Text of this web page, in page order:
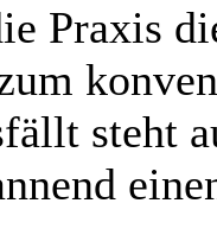
Praxis
steht